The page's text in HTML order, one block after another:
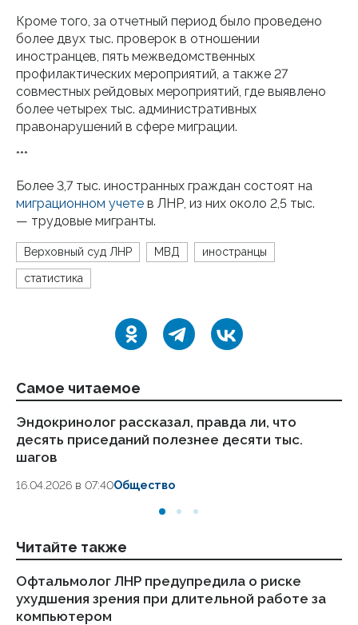
Кроме того, за отчетный период было проведено
более двух тыс. проверок в отношении
иностранцев, пять межведомственных
профилактических мероприятий, а также 27
совместных рейдовых мероприятий, где выявлено
более четырех тыс. административных
правонарушений в сфере миграции.
***
Более 3,7 тыс. иностранных граждан состоят на
миграционном учете в ЛНР, из них около 2,5 тыс.
— трудовые мигранты.
Верховный суд ЛНР МВД иностранцы
статистика
Самое читаемое
Эндокринолог рассказал, правда ли, что
десять приседаний полезнее десяти тыс.
шагов
16.04.2026 в 07:40Общество
Читайте также
Офтальмолог ЛНР предупредила о риске
ухудшения зрения при длительной работе за
компьютером